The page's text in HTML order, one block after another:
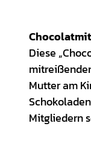
Chocolat
Diese
Mutter am
Mitgliedern